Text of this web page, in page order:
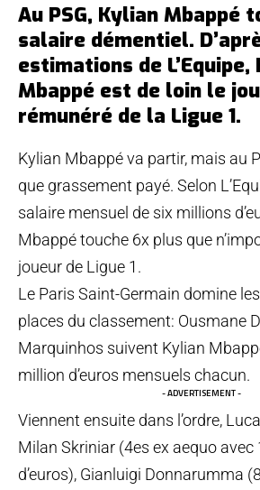
Au PSG, Kylian Mbappé
salaire démentiel.
estimations de L’Equipe,
Mbappé est de loin le
rémunéré de la Ligue 1.
Kylian Mbappé va partir, mais au
que grassement payé. Selon
salaire mensuel de six millions
Mbappé touche 6x plus que
joueur de Ligue 1.
Le Paris Saint-Germain domine
places du classement: Ousmane
Marquinhos suivent Kylian
million d’euros mensuels chacun.
- ADVERTISEMENT -
Viennent ensuite dans l’ordre,
Milan Skriniar (4es ex aequo avec
d’euros), Gianluigi Donnarumma